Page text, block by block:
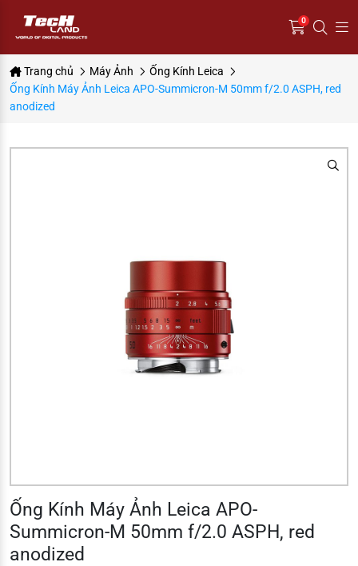
0
Trang chủ Máy Ảnh
Ống Kính Leica
Ống Kính Máy Ảnh Leica APO-Summicron-M 50mm f/2.0 ASPH, red
anodized
Ống Kính Máy Ảnh Leica APO-
Summicron-M 50mm f/2.0 ASPH, red
anodized